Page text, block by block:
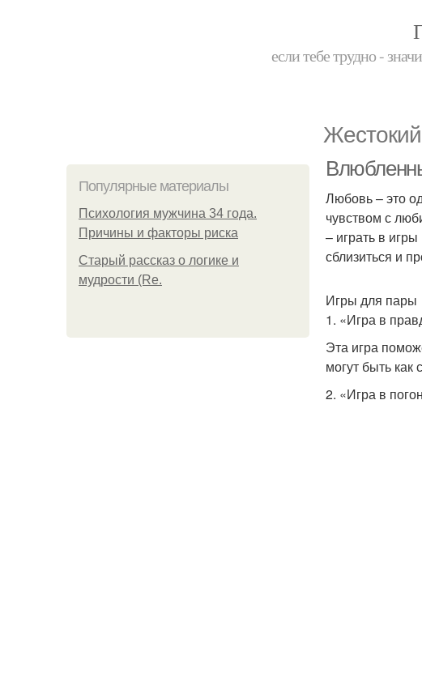
если тебе трудно -
Популярные материалы
Психология мужчина 34 года.
Причины и факторы риска
Старый рассказ о логике и
мудрости (Re.
Любовь – это
чувством с
– играть в
сблизиться и
Игры для пары
1. «Игра в
Эта игра
могут быть
2. «Игра в